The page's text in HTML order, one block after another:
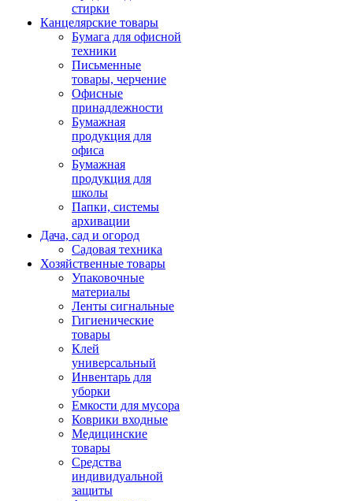
стирки
Канцелярские товары
Бумага для офисной
техники
Письменные
товары, черчение
Офисные
принадлежности
Бумажная
продукция для
офиса
Бумажная
продукция для
школы
Папки, системы
архивации
Дача, сад и огород
Садовая техника
Хозяйственные товары
Упаковочные
материалы
Ленты сигнальные
Гигиенические
товары
Клей
универсальный
Инвентарь для
уборки
Емкости для мусора
Коврики входные
Медицинские
товары
Средства
индивидуальной
защиты